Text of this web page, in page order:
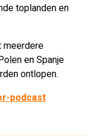
toplanden en
meerdere
en Spanje
ontlopen.
podcast